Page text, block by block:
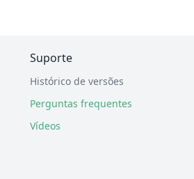
Suporte
Histórico de versões
Perguntas frequentes
Vídeos